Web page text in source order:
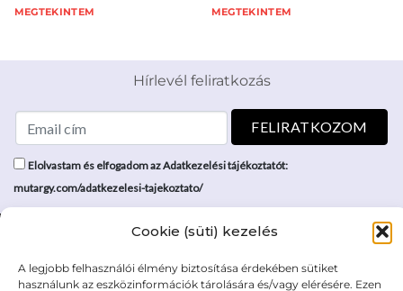
Cookie (süti) kezelés
A legjobb felhasználói élmény biztosítása érdekében sütiket
használunk az eszközinformációk tárolására és/vagy elérésére. Ezen
MEGTEKINTEM MEGTEKINTEM
Hírlevél feliratkozás
Elolvastam és elfogadom az Adatkezelési tájékoztatót:
mutargy.com/adatkezelesi-tajekoztato/
Karrier
Áraink
Adatvédelem